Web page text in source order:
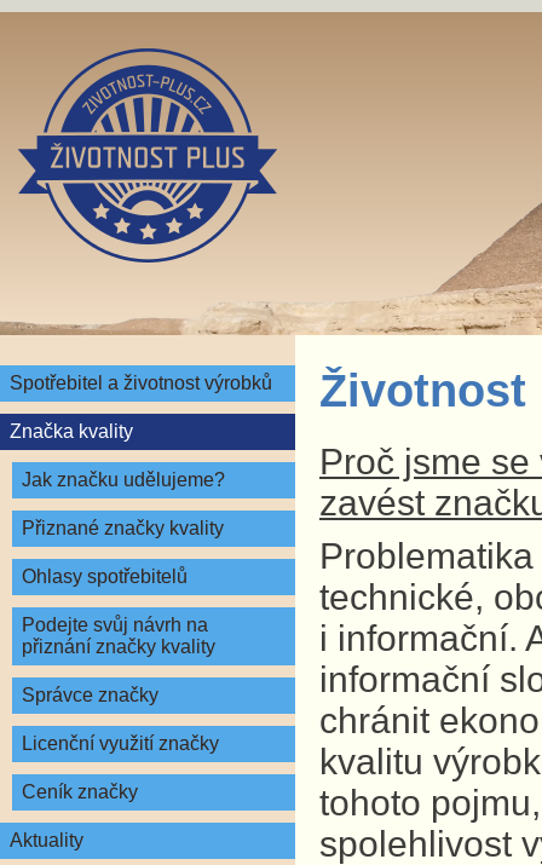
Spotřebitel a životnost výrobků
Značka kvality
Jak značku udělujeme?
Přiznané značky kvality
Ohlasy spotřebitelů
Podejte svůj návrh na
přiznání značky kvality
Správce značky
Licenční využití značky
Ceník značky
Aktuality
Životnost
Proč jsme
zavést
technické,
i informační.
informační
chránit
kvalitu
tohoto
spolehlivost